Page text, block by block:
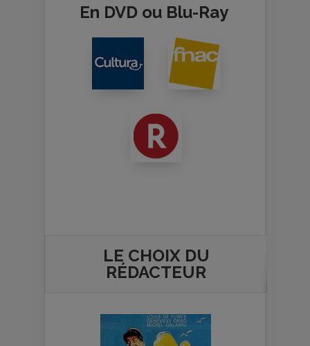
En DVD ou Blu-Ray
LE CHOIX DU
RÉDACTEUR